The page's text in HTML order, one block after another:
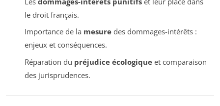
le droit français.
Importance de la mesuredes dommages-intérêts :
enjeux et conséquences.
Réparation du préjudice écologiqueet comparaison
des jurisprudences.